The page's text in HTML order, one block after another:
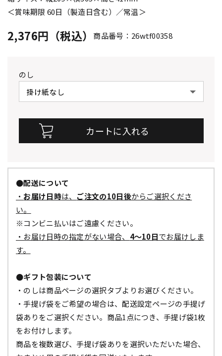
＜賞味期限 60日（製造日含む）／常温＞
2,376円（税込） 商品番号：26wtf00358
のし
●配送について
・ お届け日時は、 ご注文の10日後からご選択くださ
い。
※コンビニ払いはご遠慮ください。
・お届け日時の指定がない場合、 4～10日でお届けしま
す。
●ギフト包装について
・のしは商品ページの選択タブよりお選びください。
・手提げ袋をご希望の場合は、配送設定ページの手提げ
袋ありをご選択ください。商品1点につき、手提げ袋1枚
をお付けします。
商品を複数選び、手提げ袋ありを選択いただいた場合、